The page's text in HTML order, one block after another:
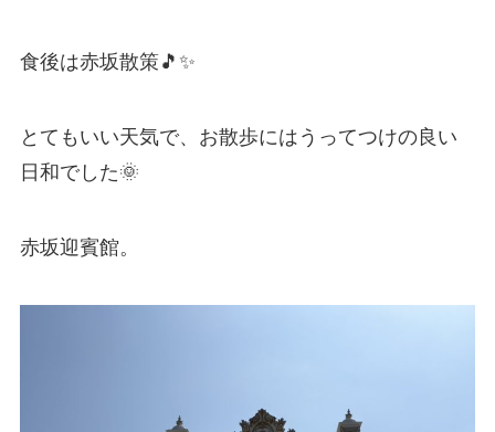
食後は赤坂散策🎵✨
とてもいい天気で、お散歩にはうってつけの良い
日和でした🌞
赤坂迎賓館。